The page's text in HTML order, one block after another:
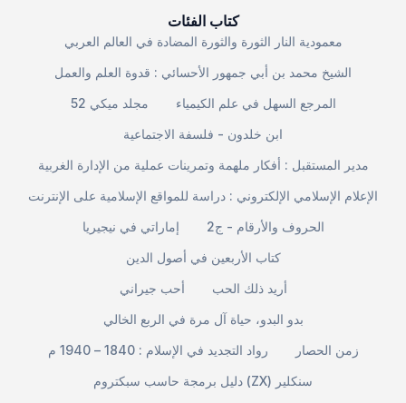
كتاب الفئات
معمودية النار الثورة والثورة المضادة في العالم العربي
الشيخ محمد بن أبي جمهور الأحسائي : قدوة العلم والعمل
مجلد ميكي 52
المرجع السهل في علم الكيمياء
ابن خلدون - فلسفة الاجتماعية
مدير المستقبل : أفكار ملهمة وتمرينات عملية من الإدارة الغربية
الإعلام الإسلامي الإلكتروني : دراسة للمواقع الإسلامية على الإنترنت
إماراتي في نيجيريا
الحروف والأرقام - ج2
كتاب الأربعين في أصول الدين
أحب جيراني
أريد ذلك الحب
بدو البدو، حياة آل مرة في الربع الخالي
رواد التجديد في الإسلام : 1840 – 1940 م
زمن الحصار
دليل برمجة حاسب سبكتروم (ZX) سنكلير